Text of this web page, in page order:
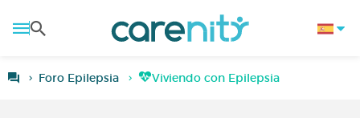
Foro Epilepsia Viviendo con Epilepsia